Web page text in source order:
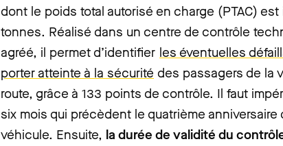
dont le poids total autorisé en charge (PTAC)
tonnes. Réalisé dans un centre de contrôle
agréé, il permet d’identifier les éventuelles
porter atteinte à la sécurité des passagers de la
route, grâce à 133 points de contrôle. Il faut
six mois qui précèdent le quatrième
véhicule. Ensuite, la durée de validité du